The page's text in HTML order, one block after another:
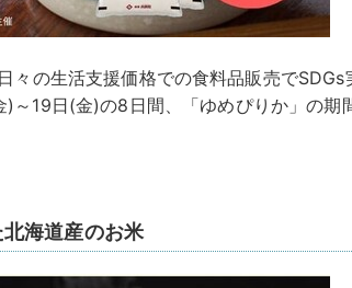
々の生活支援価格での食料品販売でSDGs
～19日(金)の8日間、「ゆめぴりか」の期
海道産のお米